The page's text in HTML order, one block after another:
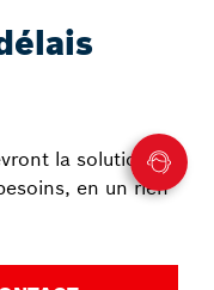
la solution
en un rien